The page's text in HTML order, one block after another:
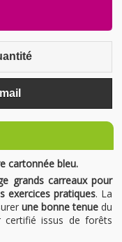
cartonnée bleu.
grands carreaux pour
exercices pratiques. La
une bonne tenuedu
certifié issus de forêts